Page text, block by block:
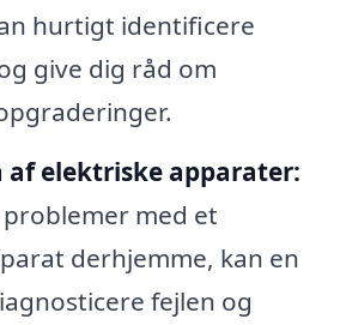
hurtigt identificere
give dig råd om
af elektriske apparater:
med et
derhjemme, kan en
fejlen og